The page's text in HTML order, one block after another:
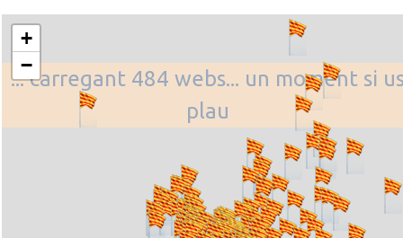
... carregant 484 webs... un moment si
plau
+
−